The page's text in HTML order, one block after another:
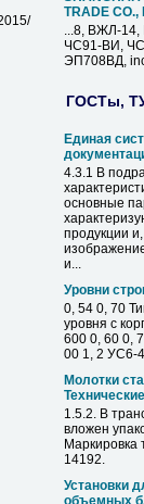
TRADE CО.,
...8, ВЖЛ-
ЧС91-ВИ,
ЭП708ВД,
ГОСТы,
Единая
4.3.1 В
основные
продукции
и...
Уровни
0, 54 0, 70
уровня с
600 0, 60 0,
00 1, 2 УС6-
Молотки
1.5.2. В
вложен
Маркировка
14192.
Установки
объемных